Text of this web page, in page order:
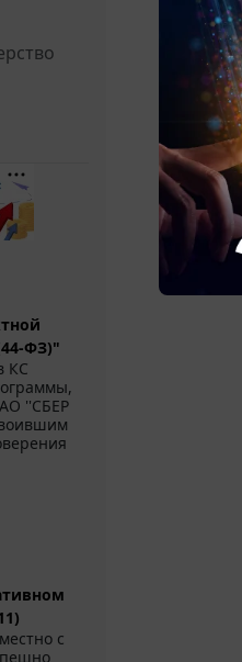
ФЗ)"
КС
''СБЕР
с